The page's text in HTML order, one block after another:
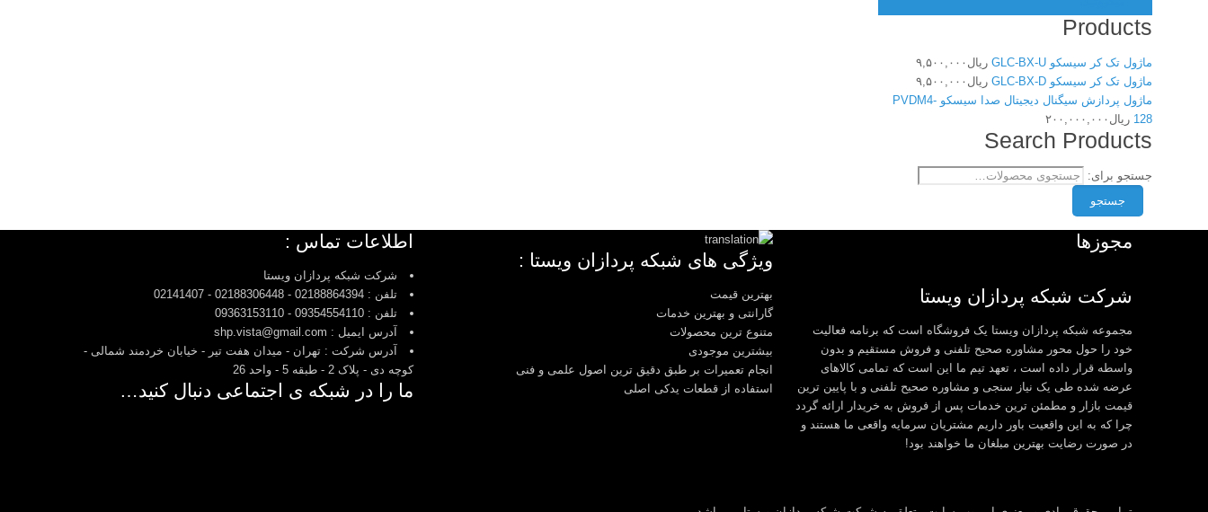
Products
ماژول تک کر سیسکو GLC-BX-U ریال ۹,۵۰۰,۰۰۰
ماژول تک کر سیسکو GLC-BX-D
ریال ۹,۵۰۰,۰۰۰
ماژول پردازش سیگنال دیجیتال صدا سیسکو PVDM4-
128 ریال ۲۰۰,۰۰۰,۰۰۰
Search Products
جستجو برای:
جستجو
مجوزها
شرکت شبکه پردازان ویستا
مجموعه شبکه پردازان ویستا یک فروشگاه است که برنامه فعالیت
خود را حول محور مشاوره صحیح تلفنی و فروش مستقیم و بدون
واسطه قرار داده است ، تعهد تیم ما این است که تمامی کالاهای
عرضه شده طی یک نیاز سنجی و مشاوره صحیح تلفنی و با پایین ترین
قیمت بازار و مطمئن ترین خدمات پس از فروش به خریدار ارائه گردد
چرا که به این واقعیت باور داریم مشتریان سرمایه واقعی ما هستند و
در صورت رضایت بهترین مبلغان ما خواهند بود!
ویژگی های شبکه پردازان ویستا :
بهترین قیمت
گارانتی و بهترین خدمات
متنوع ترین محصولات
بیشترین موجودی
انجام تعمیرات بر طبق دقیق ترین اصول علمی و فنی
استفاده از قطعات یدکی اصلی
اطلاعات تماس :
شرکت شبکه پردازان ویستا
تلفن : 02188864394 - 02188306448 - 02141407
تلفن : 09354554110 - 09363153110
آدرس ایمیل : shp.vista@gmail.com
آدرس شرکت : تهران - میدان هفت تیر - خیابان خردمند شمالی -
کوچه دی - پلاک 2 - طبقه 5 - واحد 26
ما را در شبکه ی اجتماعی دنبال کنید…